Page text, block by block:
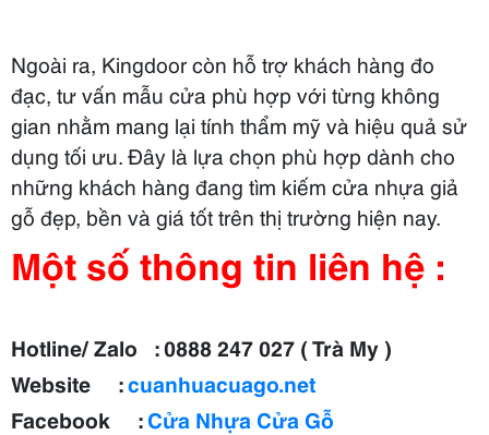
Ngoài ra, Kingdoor còn hỗ trợ khách hàng đo
đạc, tư vấn mẫu cửa phù hợp với từng không
gian nhằm mang lại tính thẩm mỹ và hiệu quả sử
dụng tối ưu. Đây là lựa chọn phù hợp dành cho
những khách hàng đang tìm kiếm cửa nhựa giả
gỗ đẹp, bền và giá tốt trên thị trường hiện nay.
Một số thông tin liên hệ :
Hotline/ Zalo : 0888 247 027 ( Trà My )
Website :cuanhuacuago.net
Facebook :Cửa Nhựa Cửa Gỗ